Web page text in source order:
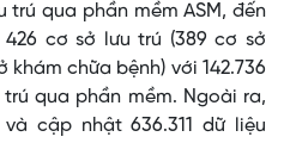
trú qua phần mềm ASM, đến
cơ sở lưu trú (389 cơ sở
khám chữa bệnh) với 142.736
qua phần mềm. Ngoài ra,
cập nhật 636.311 dữ liệu